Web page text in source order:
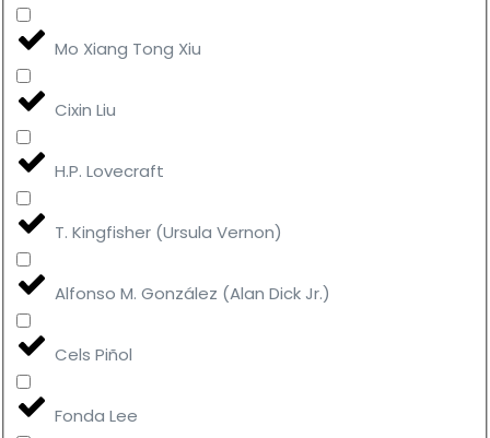
Mo Xiang Tong Xiu
Cixin Liu
H.P. Lovecraft
T. Kingfisher (Ursula Vernon)
Alfonso M. González (Alan Dick Jr.)
Cels Piñol
Fonda Lee